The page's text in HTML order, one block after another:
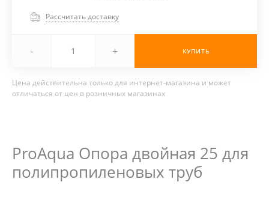
Рассчитать доставку
- + КУПИТЬ
Цена действительна только для интернет-магазина и может
отличаться от цен в розничных магазинах
ProAqua Опора двойная 25 для
полипропиленовых труб